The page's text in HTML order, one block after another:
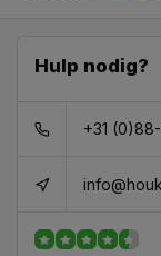
Hulp nodig?
+31